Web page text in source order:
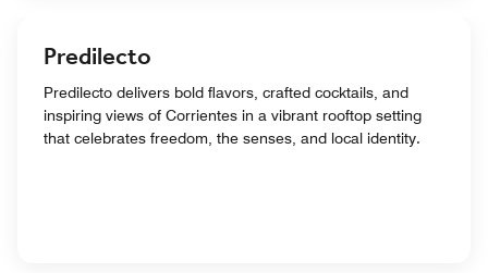
Predilecto
Predilecto delivers bold flavors, crafted cocktails, and
inspiring views of Corrientes in a vibrant rooftop setting
that celebrates freedom, the senses, and local identity.